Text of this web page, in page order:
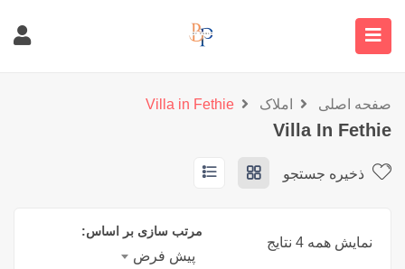
صفحه اصلی املاک Villa in Fethie
Villa In Fethie
ذخیره جستجو
نمایش همه 4 نتایج
مرتب سازی بر اساس:
پیش فرض